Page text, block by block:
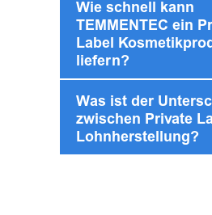
Wie schnell kann
TEMMENTEC ein
Label
liefern?
Was ist der
zwischen Private
Lohnherstellung?